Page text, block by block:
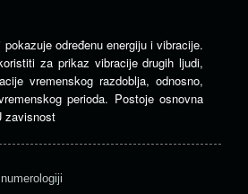
određenu energiju i vibracije.
za prikaz vibracije drugih ljudi,
vremenskog razdoblja, odnosno,
perioda. Postoje osnovna
zavisnost